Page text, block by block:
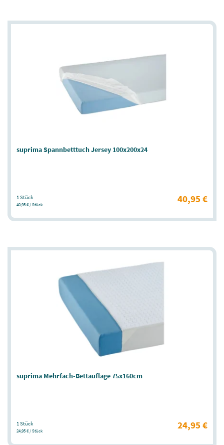
suprima Spannbetttuch Jersey 100x200x24
1 Stück
40,95 € / Stück 40,95 €
suprima Mehrfach-Bettauflage 75x160cm
1 Stück
24,95 € / Stück 24,95 €